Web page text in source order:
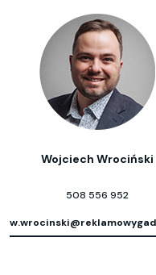
Wojciech Wrociński
508 556 952